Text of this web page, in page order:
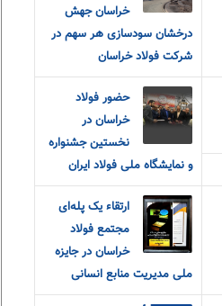
خراسان جهش
درخشان سودسازی هر سهم در
شرکت فولاد خراسان
حضور فولاد
خراسان در
نخستین جشنواره
و نمایشگاه ملی فولاد ایران
ارتقاء یک پله‌ای
مجتمع فولاد
خراسان در جایزه
ملی مدیریت منابع انسانی